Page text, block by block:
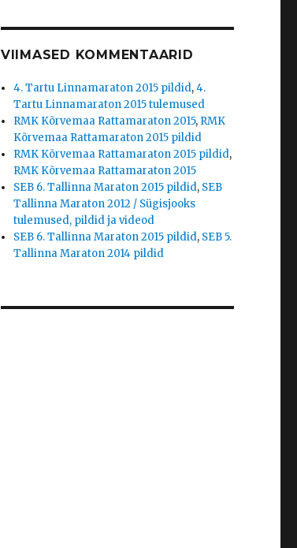
VIIMASED KOMMENTAARID
4. Tartu Linnamaraton 2015 pildid,4.
Tartu Linnamaraton 2015 tulemused
RMK Kõrvemaa Rattamaraton 2015, RMK
Kõrvemaa Rattamaraton 2015 pildid
RMK Kõrvemaa Rattamaraton 2015 pildid,
RMK Kõrvemaa Rattamaraton 2015
SEB 6. Tallinna Maraton 2015 pildid, SEB
Tallinna Maraton 2012 / Sügisjooks
tulemused, pildid ja videod
SEB 6. Tallinna Maraton 2015 pildid, SEB 5.
Tallinna Maraton 2014 pildid